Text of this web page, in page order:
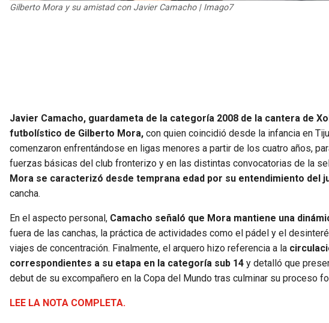
Gilberto Mora y su amistad con Javier Camacho | Imago7
Javier Camacho, guardameta de la categoría 2008 de la cantera de
futbolístico de Gilberto Mora, con quien coincidió desde la infancia en
comenzaron enfrentándose en ligas menores a partir de los cuatro años,
fuerzas básicas del club fronterizo y en las distintas convocatorias de la
Mora se caracterizó desde temprana edad por su entendimiento del
cancha.
En el aspecto personal, Camacho señaló que Mora mantiene una
fuera de las canchas, la práctica de actividades como el pádel y el
viajes de concentración. Finalmente, el arquero hizo referencia a la
correspondientes a su etapa en la categoría sub 14 y detalló que
debut de su excompañero en la Copa del Mundo tras culminar su proceso
LEE LA NOTA COMPLETA.